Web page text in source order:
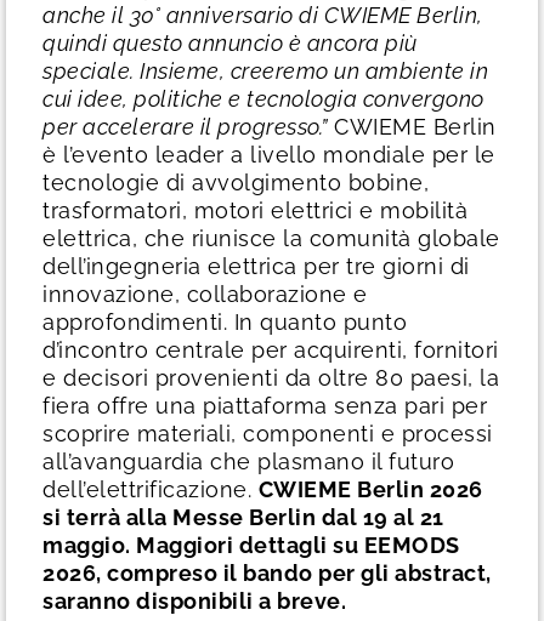
anche il 30° anniversario di CWIEME Berlin,
quindi questo annuncio è ancora più
speciale. Insieme, creeremo un ambiente in
cui idee, politiche e tecnologia convergono
per accelerare il progresso.” CWIEME Berlin
è l’evento leader a livello mondiale per le
tecnologie di avvolgimento bobine,
trasformatori, motori elettrici e mobilità
elettrica, che riunisce la comunità globale
dell’ingegneria elettrica per tre giorni di
innovazione, collaborazione e
approfondimenti. In quanto punto
d’incontro centrale per acquirenti, fornitori
e decisori provenienti da oltre 80 paesi, la
fiera offre una piattaforma senza pari per
scoprire materiali, componenti e processi
all’avanguardia che plasmano il futuro
dell’elettrificazione. CWIEME Berlin 2026
si terrà alla Messe Berlin dal 19 al 21
maggio. Maggiori dettagli su EEMODS
2026, compreso il bando per gli abstract,
saranno disponibili a breve.